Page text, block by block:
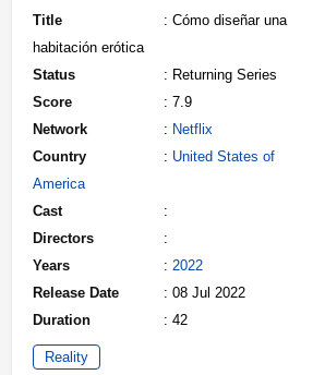
Title
: Cómo diseñar una
habitación erótica
Status
: Returning Series
Score
: 7.9
Network
: Netflix
Country
: United States of
America
Cast
:
Directors
:
Years
: 2022
Release Date
: 08 Jul 2022
Duration
: 42
Reality